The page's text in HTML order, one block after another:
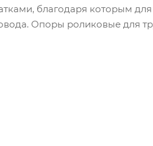
благодаря которым
Опоры роликовые для